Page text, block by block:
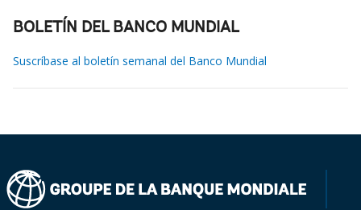
BOLETÍN DEL BANCO MUNDIAL
Suscríbase al boletín semanal del Banco Mundial